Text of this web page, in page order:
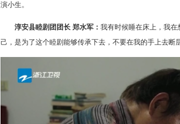
演小生。
淳安县睦剧团团长 郑水军： 我有时候睡在床上，我
己，是为了这个睦剧能够传承下去，不要在我的手上去断